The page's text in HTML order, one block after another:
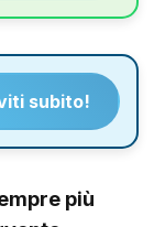
subito!
più